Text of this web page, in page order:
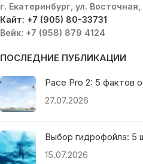
г. Екатеринбург, ул.
Кайт: +7 (905) 80-33731
Вейк: +7 (958) 879 4124
ПОСЛЕДНИЕ ПУБЛИКАЦИИ
Pace Pro 2: 5 фактов
27.07.2026
Выбор гидрофойла: 5
15.07.2026